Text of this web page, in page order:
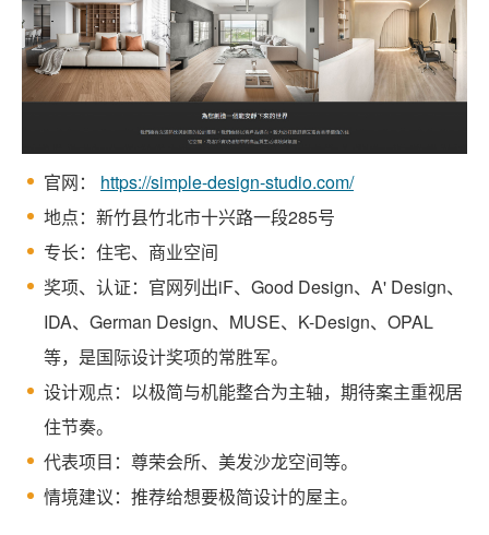
官网： https://simple-design-studio.com/
地点：新竹县竹北市十兴路一段285号
专长：住宅、商业空间
奖项、认证：官网列出iF、Good Design、A' Design、
IDA、German Design、MUSE、K-Design、OPAL
等，是国际设计奖项的常胜军。
设计观点：以极简与机能整合为主轴，期待案主重视居
住节奏。
代表项目：尊荣会所、美发沙龙空间等。
情境建议：推荐给想要极简设计的屋主。